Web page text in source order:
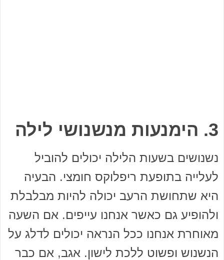
3. הימנעות מנשנושי לילה
נשנושים בשעות הלילה יכולים להוביל
לעלייה בתופעת ריפלוקס חומצי. הבעיה
היא שתחושת הרעב יכולה להיות מבלבלת
ולהופיע גם כאשר אנחנו עייפים. אם השעה
מאוחרת אנחנו ככל הנראה יכולים לדלג על
הנשנוש ופשוט ללכת לישון. אגב, אם כבר